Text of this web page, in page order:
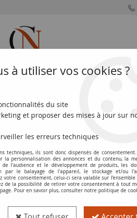
EUROS
M.27
Chine Fr. 1 Piastre ND
à utiliser vos cookies ?
du site
et proposer des mises à jour sur
les erreurs techniques
techniques, ils sont donc dispensés de
la personnalisation des annonces et du contenu, la
l'audience et le développement de produits, les
par le balayage de l'appareil, le stockage et/ou
consentement, celui-ci sera valable sur l’ensemble
de la possibilité de retirer votre consentement à tout
Pour en savoir plus, consulter notre politique de